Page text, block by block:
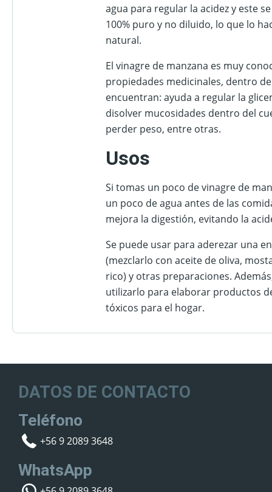
agua para regular la acidez y este
100% puro y no diluido, lo que lo
natural.
El vinagre de manzana es muy
propiedades medicinales, dentro
encuentran: ayuda a regular la
disolver mucosidades dentro del
perder peso, entre otras.
Usos
Si tomas un poco de vinagre de
un poco de agua antes de las
mejora la digestión, evitando la
Se puede usar para aderezar una
(mezclarlo con aceite de oliva,
rico) y otras preparaciones.
utilizarlo para elaborar productos
tóxicos para el hogar.
DATOS DE CONTACTO
Teléfono
+56 9 2089 3648
WhatsApp